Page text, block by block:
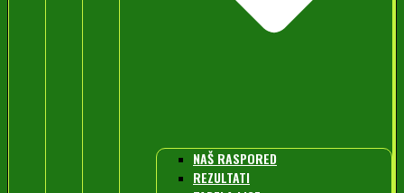
NAŠ RASPORED
REZULTATI